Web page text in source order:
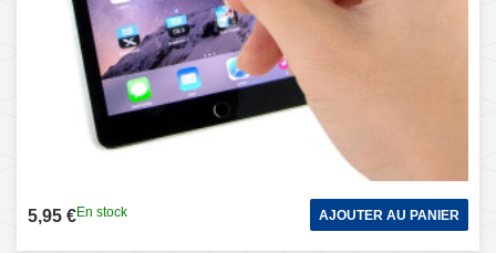
5,95 €En stock AJOUTER AU PANIER